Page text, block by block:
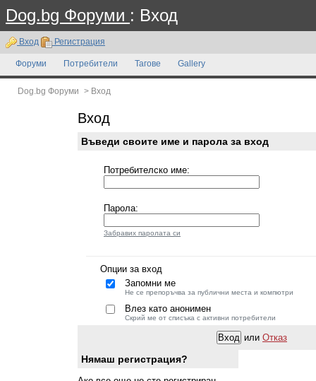
Dog.bg Форуми : Вход
Вход Регистрация
Форуми Потребители Тагове Gallery
Dog.bg Форуми > Вход
Вход
Въведи своите име и парола за вход
Потребителско име:
Парола:
Забравих паролата си
Опции за вход
Запомни ме
Не се препоръчва за публични места и компютри
Влез като анонимен
Скрий ме от списъка с активни потребители
или Отказ
Нямаш регистрация?